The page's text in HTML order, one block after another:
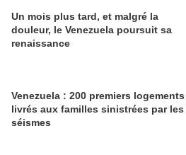
Un mois plus tard, et malgré la
douleur, le Venezuela poursuit sa
renaissance
Venezuela : 200 premiers logements
livrés aux familles sinistrées par les
séismes